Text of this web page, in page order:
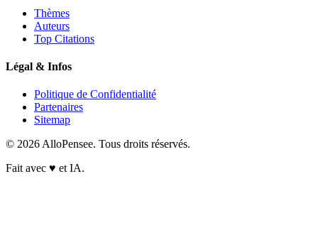
Thèmes
Auteurs
Top Citations
Légal & Infos
Politique de Confidentialité
Partenaires
Sitemap
© 2026 AlloPensee. Tous droits réservés.
Fait avec ♥ et IA.